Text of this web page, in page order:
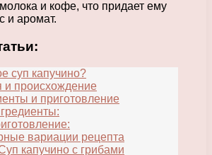
и кофе, что придает ему
и аромат.
суп капучино?
и происхождение
и приготовление
вариации рецепта
капучино с грибами